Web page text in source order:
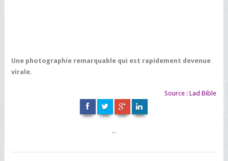
Une photographie remarquable qui est rapidement devenue
virale.
Source :Lad Bible
...